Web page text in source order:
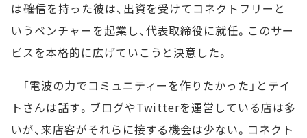
は――確信を持った彼は、出資を受けてコネクトフリーと
いうベンチャーを起業し、代表取締役に就任。このサー
ビスを本格的に広げていこうと決意した。
「電波の力でコミュニティーを作りたかった」とテイ
トさんは話す。ブログやTwitterを運営している店は多
いが、来店客がそれらに接する機会は少ない。コネクト